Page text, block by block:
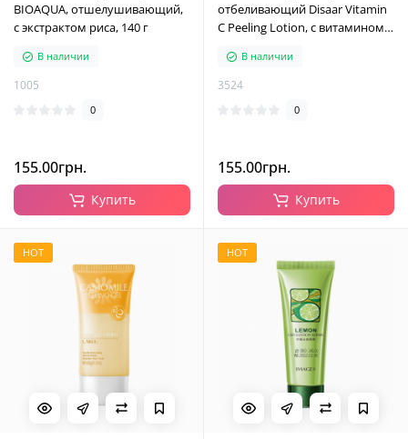
BIOAQUA, отшелушивающий,
с экстрактом риса, 140 г
В наличии
1005
0
155.00грн.
Купить
отбеливающий Disaar Vitamin
C Peeling Lotion, с витамином
В наличии
3524
0
155.00грн.
Купить
HOT HOT